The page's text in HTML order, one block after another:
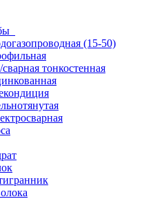
(15-50)
тонкостенная